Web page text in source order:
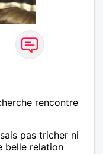
rencontre
pas tricher ni
belle relation